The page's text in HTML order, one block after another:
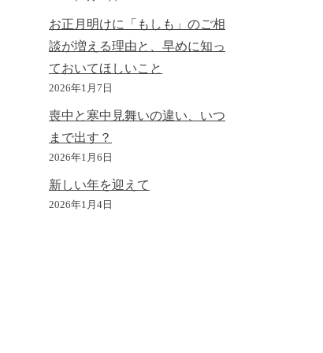
お正月明けに「もしも」のご相
談が増える理由と、早めに知っ
ておいてほしいこと
2026年1月7日
喪中と寒中見舞いの違い、いつ
まで出す？
2026年1月6日
新しい年を迎えて
2026年1月4日